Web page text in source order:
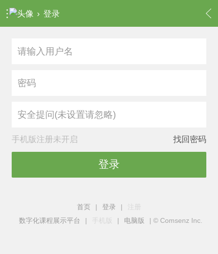
› 登录
安全提问(未设置请忽略)
手机版注册未开启 找回密码
登录
首页 | 登录 |
数字化课程展示平台
| 手机版 | 电脑版 | © Comsenz Inc.